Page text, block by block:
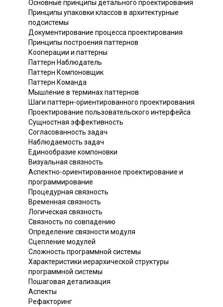
Основные принципы детального проектирования
Принципы упаковки классов в архитектурные
подсистемы
Документирование процесса проектирования
Принципы построения паттернов
Кооперации и паттерны
Паттерн Наблюдатель
Паттерн Компоновщик
Паттерн Команда
Мышление в терминах паттернов
Шаги паттерн-ориентированного проектирования
Проектирование пользовательского интерфейса
Сущностная эффективность
Согласованность задач
Наблюдаемость задач
Единообразие компоновки
Визуальная связность
Аспектно-ориентированное проектирование и
программирование
Процедурная связность
Временная связность
Логическая связность
Связность по совпадению
Определение связности модуля
Сцепление модулей
Сложность программной системы
Характеристики иерархической структуры
программной системы
Пошаговая детализация
Аспекты
Рефакторинг